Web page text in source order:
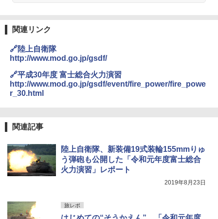
関連リンク
🔗陸上自衛隊
http://www.mod.go.jp/gsdf/
🔗平成30年度 富士総合火力演習
http://www.mod.go.jp/gsdf/event/fire_power/fire_powe
r_30.html
関連記事
陸上自衛隊、新装備19式装輪155mmりゅ
う弾砲も公開した「令和元年度富士総合
火力演習」レポート
2019年8月23日
旅レポ